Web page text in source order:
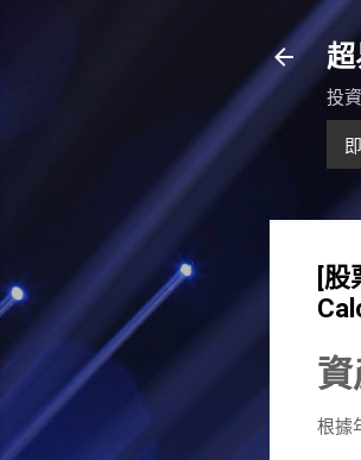
投
[
根據